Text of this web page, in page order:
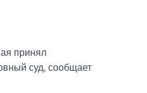
принял
суд, сообщает